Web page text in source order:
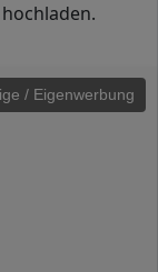
/ Eigenwerbung